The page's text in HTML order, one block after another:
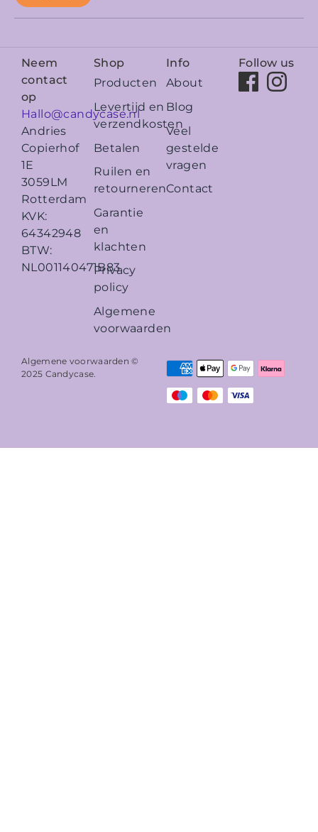
Neem
contact
op
Hallo@candycase.nl
Andries
Copierhof
1E
3059LM
Rotterdam
KVK:
64342948
BTW:
NL001140471B83
Shop
Producten
Levertijd en
verzendkosten
Betalen
Ruilen en
retourneren
Garantie
en
klachten
Privacy
policy
Algemene
voorwaarden
Info
About
Blog
Veel
gestelde
vragen
Contact
Follow us
Algemene voorwaarden ©
2025 Candycase